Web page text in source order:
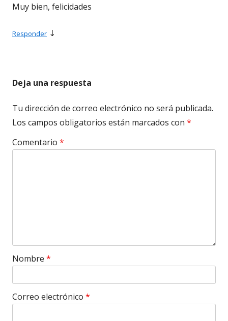
Muy bien, felicidades
Responder ↓
Deja una respuesta
Tu dirección de correo electrónico no será publicada.
Los campos obligatorios están marcados con *
Comentario *
Nombre *
Correo electrónico *